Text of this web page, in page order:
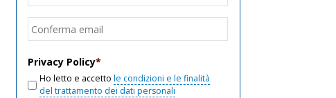
Privacy Policy*
Ho letto e accetto le condizioni e le finalità
del trattamento dei dati personali